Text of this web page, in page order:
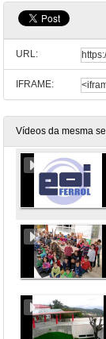
URL:
IFRAME:
Vídeos da mesma